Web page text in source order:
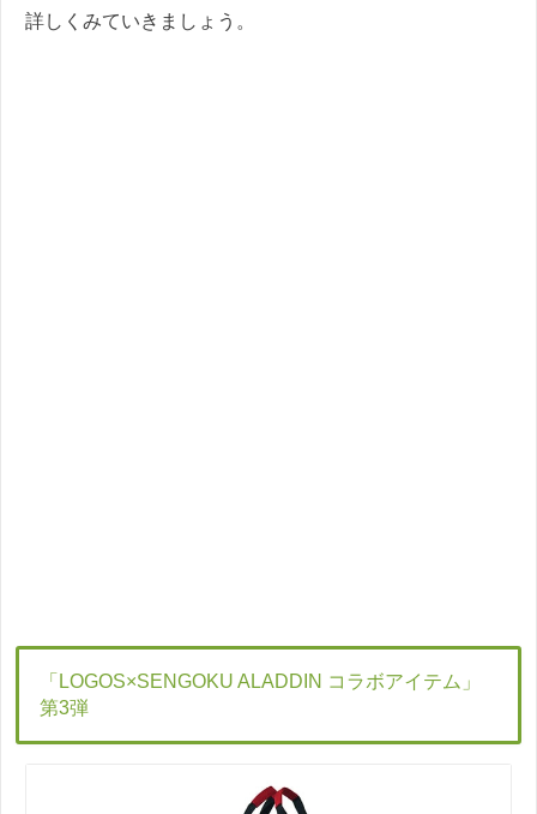
詳しくみていきましょう。
「LOGOS×SENGOKU ALADDIN コラボアイテム」
第3弾